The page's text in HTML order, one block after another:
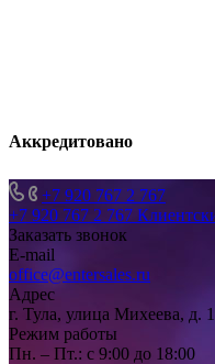
Аккредитовано
+7 920 767 2 767
+7 920 767 2 767
Заказать звонок
E-mail
office@entersales.ru
Адрес
г. Тула, улица Михеева, д.
Режим работы
Пн. – Пт.: с 9:00 до 18:00